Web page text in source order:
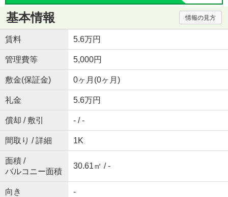
基本情報 情報の見方
賃料 5.6万円
管理費等 5,000円
敷金(保証金) 0ヶ月(0ヶ月)
礼金 5.6万円
償却 / 敷引 - / -
間取り / 詳細 1K
面積 /
バルコニー面積
30.61㎡ / -
向き -